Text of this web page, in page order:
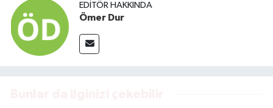
EDITÖR HAKKINDA
Ömer Dur